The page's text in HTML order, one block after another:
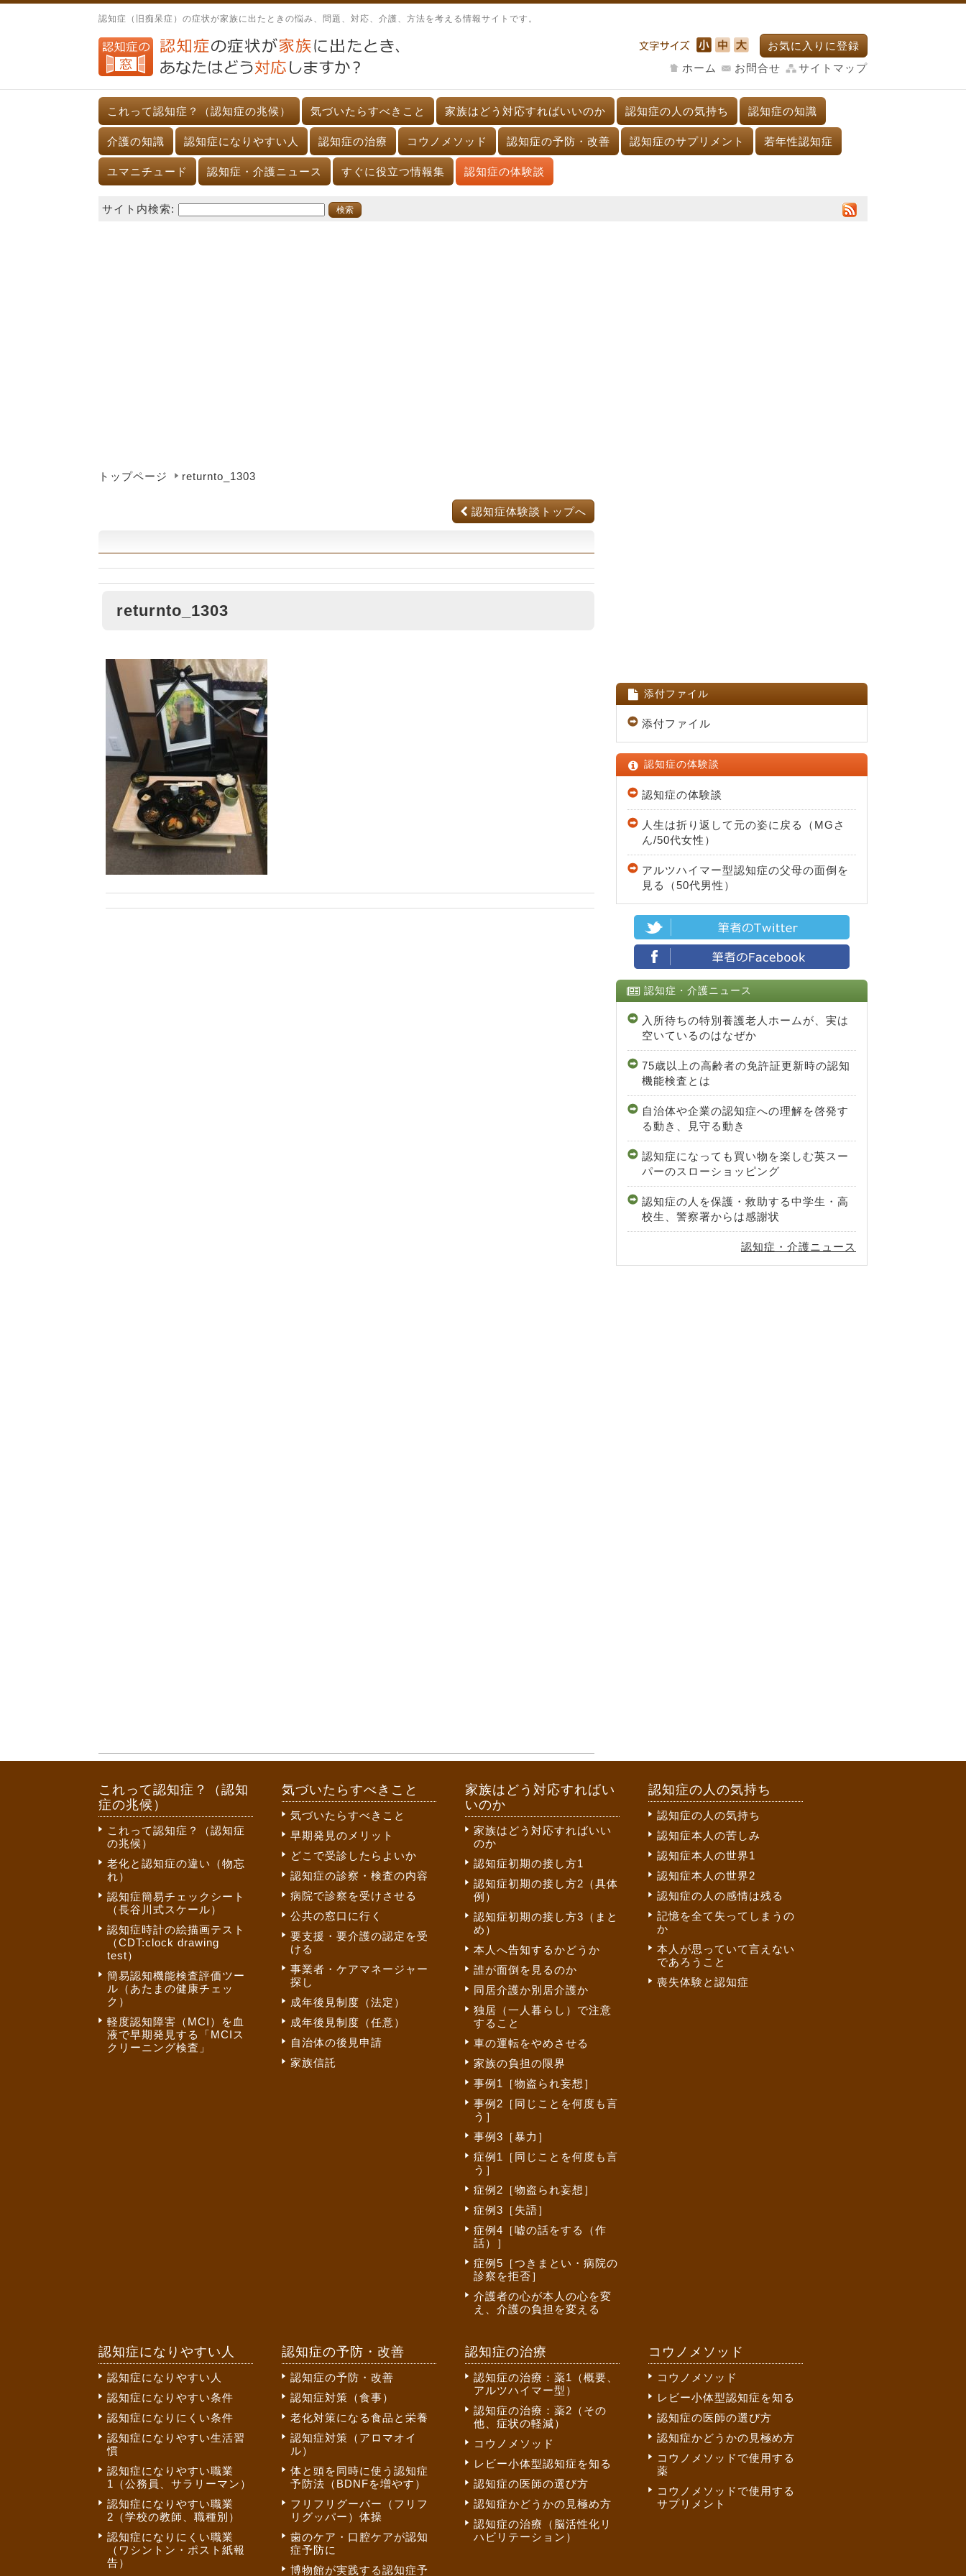
認知症（旧痴呆症）の症状が家族に出たときの悩み、問題、対応、介護、方法を考える情報サイトです。
お気に入りに登録
ホーム
お問合せ サイトマップ
これって認知症？（認知症の兆候） 気づいたらすべきこと 家族はどう対応すればいいのか 認知症の人の気持ち 認知症の知識
介護の知識 認知症になりやすい人 認知症の治療 コウノメソッド 認知症の予防・改善 認知症のサプリメント 若年性認知症
ユマニチュード 認知症・介護ニュース すぐに役立つ情報集 認知症の体験談
サイト内検索:
トップページ returnto_1303
認知症体験談トップへ
returnto_1303
添付ファイル
添付ファイル
認知症の体験談
認知症の体験談
人生は折り返して元の姿に戻る（MGさ
ん/50代女性）
アルツハイマー型認知症の父母の面倒を
見る（50代男性）
認知症・介護ニュース
入所待ちの特別養護老人ホームが、実は
空いているのはなぜか
75歳以上の高齢者の免許証更新時の認知
機能検査とは
自治体や企業の認知症への理解を啓発す
る動き、見守る動き
認知症になっても買い物を楽しむ英スー
パーのスローショッピング
認知症の人を保護・救助する中学生・高
校生、警察署からは感謝状
認知症・介護ニュース
これって認知症？（認知
症の兆候）
これって認知症？（認知症
の兆候）
老化と認知症の違い（物忘
れ）
認知症簡易チェックシート
（長谷川式スケール）
認知症時計の絵描画テスト
（CDT:clock drawing
test）
簡易認知機能検査評価ツー
ル（あたまの健康チェッ
ク）
軽度認知障害（MCI）を血
液で早期発見する「MCIス
クリーニング検査」
気づいたらすべきこと
気づいたらすべきこと
早期発見のメリット
どこで受診したらよいか
認知症の診察・検査の内容
病院で診察を受けさせる
公共の窓口に行く
要支援・要介護の認定を受
ける
事業者・ケアマネージャー
探し
成年後見制度（法定）
成年後見制度（任意）
自治体の後見申請
家族信託
家族はどう対応すればい
いのか
家族はどう対応すればいい
のか
認知症初期の接し方1
認知症初期の接し方2（具体
例）
認知症初期の接し方3（まと
め）
本人へ告知するかどうか
誰が面倒を見るのか
同居介護か別居介護か
独居（一人暮らし）で注意
すること
車の運転をやめさせる
家族の負担の限界
事例1［物盗られ妄想］
事例2［同じことを何度も言
う］
事例3［暴力］
症例1［同じことを何度も言
う］
症例2［物盗られ妄想］
症例3［失語］
症例4［嘘の話をする（作
話）］
症例5［つきまとい・病院の
診察を拒否］
介護者の心が本人の心を変
え、介護の負担を変える
認知症の人の気持ち
認知症の人の気持ち
認知症本人の苦しみ
認知症本人の世界1
認知症本人の世界2
認知症の人の感情は残る
記憶を全て失ってしまうの
か
本人が思っていて言えない
であろうこと
喪失体験と認知症
認知症になりやすい人
認知症になりやすい人
認知症になりやすい条件
認知症になりにくい条件
認知症になりやすい生活習
慣
認知症になりやすい職業
1（公務員、サラリーマン）
認知症になりやすい職業
2（学校の教師、職種別）
認知症になりにくい職業
（ワシントン・ポスト紙報
告）
認知症の予防・改善
認知症の予防・改善
認知症対策（食事）
老化対策になる食品と栄養
認知症対策（アロマオイ
ル）
体と頭を同時に使う認知症
予防法（BDNFを増やす）
フリフリグーパー（フリフ
リグッパー）体操
歯のケア・口腔ケアが認知
症予防に
博物館が実践する認知症予
認知症の治療
認知症の治療：薬1（概要、
アルツハイマー型）
認知症の治療：薬2（その
他、症状の軽減）
コウノメソッド
レビー小体型認知症を知る
認知症の医師の選び方
認知症かどうかの見極め方
認知症の治療（脳活性化リ
ハビリテーション）
コウノメソッド
コウノメソッド
レビー小体型認知症を知る
認知症の医師の選び方
認知症かどうかの見極め方
コウノメソッドで使用する
薬
コウノメソッドで使用する
サプリメント